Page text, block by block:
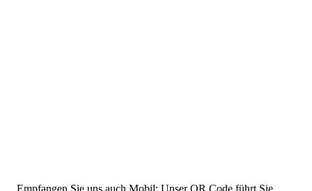
Empfangen Sie uns auch Mobil: Unser QR Code führt Sie